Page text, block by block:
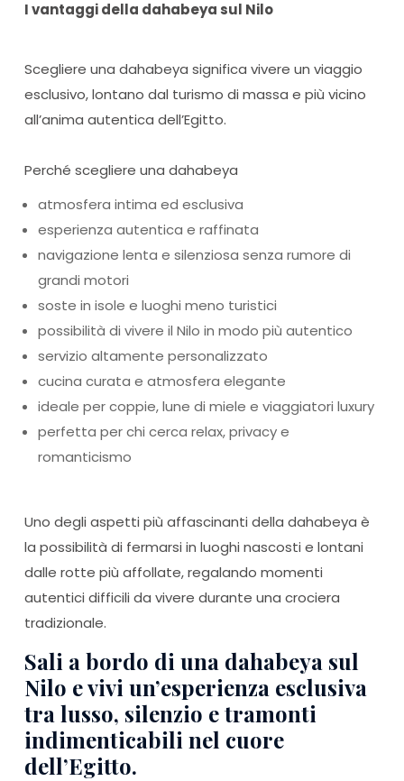
I vantaggi della dahabeya sul Nilo
Scegliere una dahabeya significa vivere un viaggio
esclusivo, lontano dal turismo di massa e più vicino
all’anima autentica dell’Egitto.
Perché scegliere una dahabeya
atmosfera intima ed esclusiva
esperienza autentica e raffinata
navigazione lenta e silenziosa senza rumore di
grandi motori
soste in isole e luoghi meno turistici
possibilità di vivere il Nilo in modo più autentico
servizio altamente personalizzato
cucina curata e atmosfera elegante
ideale per coppie, lune di miele e viaggiatori luxury
perfetta per chi cerca relax, privacy e
romanticismo
Uno degli aspetti più affascinanti della dahabeya è
la possibilità di fermarsi in luoghi nascosti e lontani
dalle rotte più affollate, regalando momenti
autentici difficili da vivere durante una crociera
tradizionale.
Sali a bordo di una dahabeya sul
Nilo e vivi un’esperienza esclusiva
tra lusso, silenzio e tramonti
indimenticabili nel cuore
dell’Egitto.